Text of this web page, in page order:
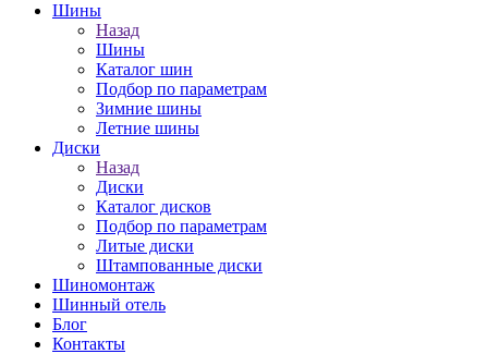
Шины
Назад
Шины
Каталог шин
Подбор по параметрам
Зимние шины
Летние шины
Диски
Назад
Диски
Каталог дисков
Подбор по параметрам
Литые диски
Штампованные диски
Шиномонтаж
Шинный отель
Блог
Контакты